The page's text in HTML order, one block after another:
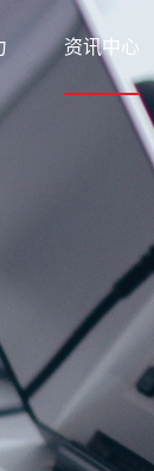
资讯中心
新闻中心
下载中心